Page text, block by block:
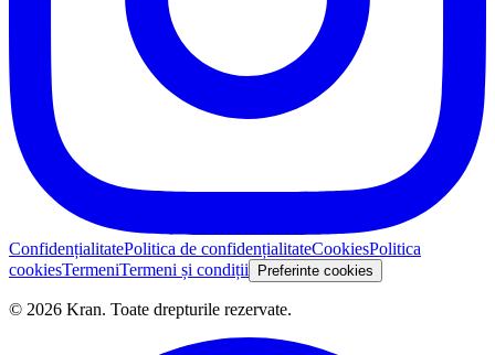
ConfidențialitatePolitica de confidențialitateCookiesPolitica
cookiesTermeniTermeni și condiții Preferinte cookies
© 2026 Kran. Toate drepturile rezervate.